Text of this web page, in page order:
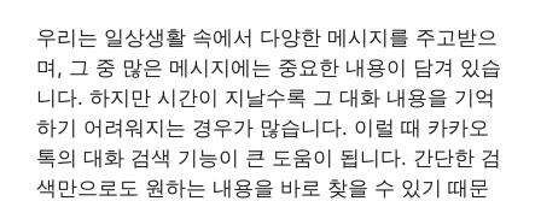
우리는 일상생활 속에서 다양한 메시지를 주고받으
며, 그 중 많은 메시지에는 중요한 내용이 담겨 있습
니다. 하지만 시간이 지날수록 그 대화 내용을 기억
하기 어려워지는 경우가 많습니다. 이럴 때 카카오
톡의 대화 검색 기능이 큰 도움이 됩니다. 간단한 검
색만으로도 원하는 내용을 바로 찾을 수 있기 때문